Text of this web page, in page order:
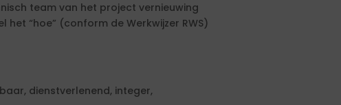
team van het project vernieuwing
“hoe” (conform de Werkwijzer RWS)
dienstverlenend, integer,